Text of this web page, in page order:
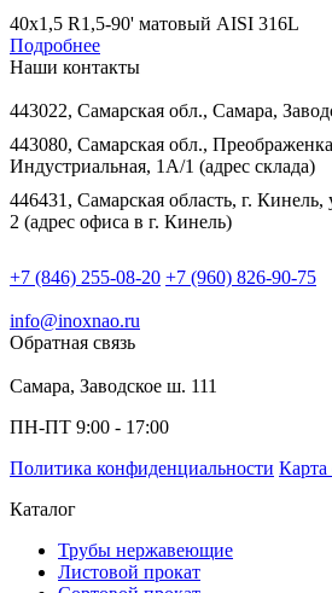
40х1,5 R1,5-90' матовый AISI 316L
Подробнее
Наши контакты
443022, Самарская обл., Самара,
443080, Самарская обл.,
Индустриальная, 1А/1 (адрес склада)
446431, Самарская область, г. Кинель,
2 (адрес офиса в г. Кинель)
+7 (846) 255-08-20 +7 (960) 826-90-75
info@inoxnao.ru
Обратная связь
Самара, Заводское ш. 111
ПН-ПТ 9:00 - 17:00
Политика конфиденциальности Карта
Каталог
Трубы нержавеющие
Листовой прокат